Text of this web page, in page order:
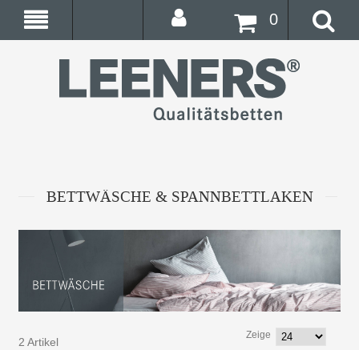
0
BETTWÄSCHE & SPANNBETTLAKEN
2 Artikel
Zeige